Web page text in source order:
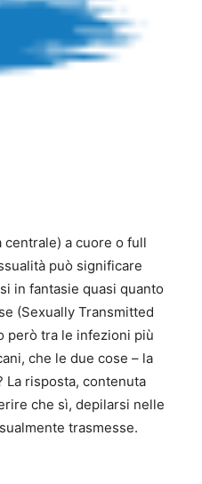
a cuore o full
può significare
in fantasie quasi quanto
(Sexually Transmitted
però tra le infezioni più
che le due cose – la
La risposta, contenuta
che sì, depilarsi nelle
trasmesse.